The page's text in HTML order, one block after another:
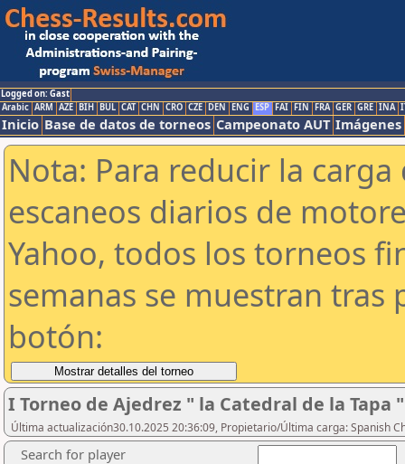
Logged on: Gast
Arabic ARM AZE BIH BUL CAT CHN CRO CZE DEN ENG ESP FAI FIN FRA GER GRE INA
Inicio Base de datos de torneos Campeonato AUT Imágenes
Nota: Para reducir la
escaneos diarios de
Yahoo, todos los torneos
semanas se muestran tras
botón:
I Torneo de Ajedrez " la Catedral de la Tapa "
Última actualización30.10.2025 20:36:09, Propietario/Última carga: Spanish
Search for player